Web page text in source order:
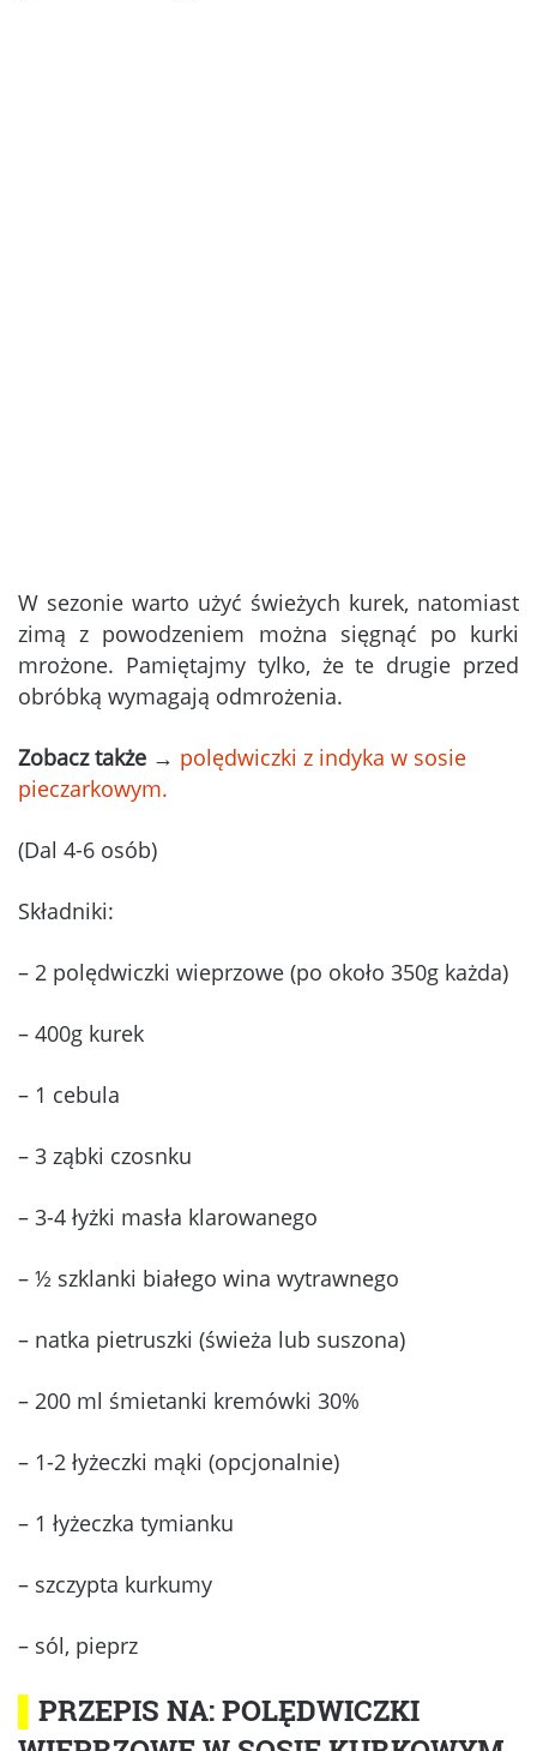
W sezonie warto użyć świeżych kurek, natomiast
zimą z powodzeniem można sięgnąć po kurki
mrożone. Pamiętajmy tylko, że te drugie przed
obróbką wymagają odmrożenia.
Zobacz także → polędwiczki z indyka w sosie
pieczarkowym.
(Dal 4-6 osób)
Składniki:
– 2 polędwiczki wieprzowe (po około 350g każda)
– 400g kurek
– 1 cebula
– 3 ząbki czosnku
– 3-4 łyżki masła klarowanego
– ½ szklanki białego wina wytrawnego
– natka pietruszki (świeża lub suszona)
– 200 ml śmietanki kremówki 30%
– 1-2 łyżeczki mąki (opcjonalnie)
– 1 łyżeczka tymianku
– szczypta kurkumy
– sól, pieprz
PRZEPIS NA: POLĘDWICZKI